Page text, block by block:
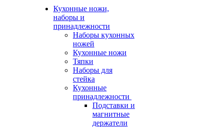
Кухонные ножи,
наборы и
принадлежности
Наборы кухонных
ножей
Кухонные ножи
Тяпки
Наборы для
стейка
Кухонные
принадлежности
Подставки и
магнитные
держатели